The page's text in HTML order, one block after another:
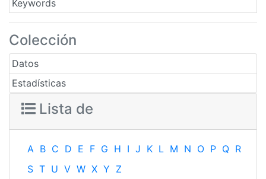
Keywords
Colección
Datos
Estadísticas
Lista de
A B C D E F G H I J K L M N O P Q R
S T U V W X Y Z